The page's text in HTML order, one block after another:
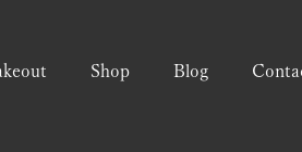
Shop Blog